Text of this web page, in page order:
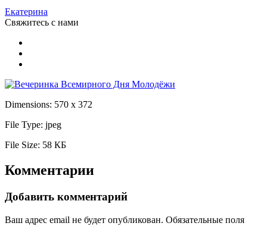
Екатерина
Свяжитесь с нами
Dimensions: 570 x 372
File Type: jpeg
File Size: 58 КБ
Комментарии
Добавить комментарий
Ваш адрес email не будет опубликован. Обязательные поля